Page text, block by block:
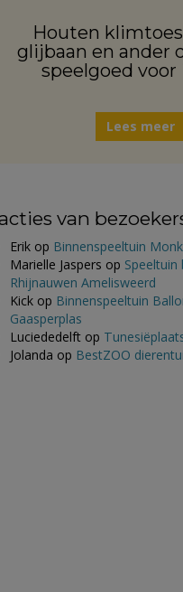
Houten
glijbaan en ander
speelgoed voor
Lees meer
van
Erik op Binnenspeeltuin
Marielle Jaspers op Speeltuin
Rhijnauwen Amelisweerd
Kick op Binnenspeeltuin
Gaasperplas
Luciededelft op
Jolanda op BestZOO